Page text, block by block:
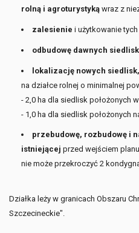
rolną i agroturystykąwraz z
zalesienie i użytkowanie
odbudowę dawnych siedlisk
lokalizację nowych siedlisk,
na działce rolnej o minimalnej
- 2,0 ha dla siedlisk położonych
- 1,0 ha dla siedlisk położonych
przebudowę, rozbudowę i
istniejącej przed wejściem
nie może przekroczyć 2
Działka leży w granicach Obszaru
Szczecineckie".